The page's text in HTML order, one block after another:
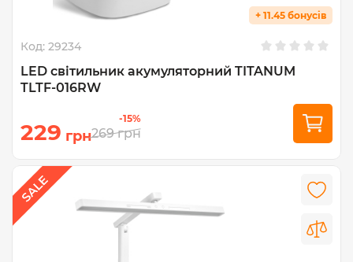
+ 11.45 бонусів
Код: 29234
LED світильник акумуляторний TITANUM
TLTF-016RW
229 грн
-15%
269 грн